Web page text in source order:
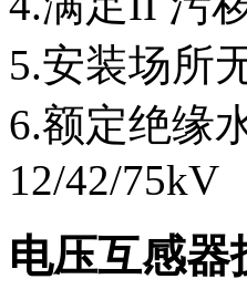
5.安装场所
6.额定绝缘
12/42/75kV
电压互感器